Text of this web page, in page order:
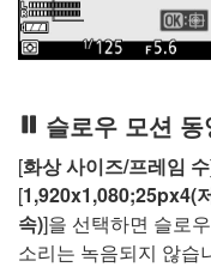
슬로우 모션 동
[화상 사이즈/프레임 수
[1,920x1,080;25px4(
속)]을 선택하면 슬로
소리는 녹음되지 않습